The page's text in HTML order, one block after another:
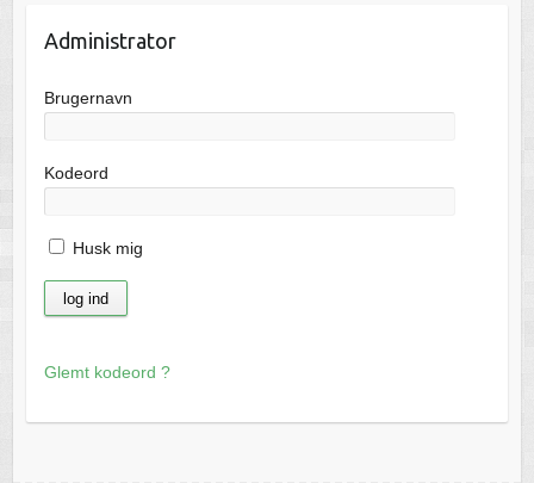
Administrator
Brugernavn
Kodeord
Husk mig
Glemt kodeord ?